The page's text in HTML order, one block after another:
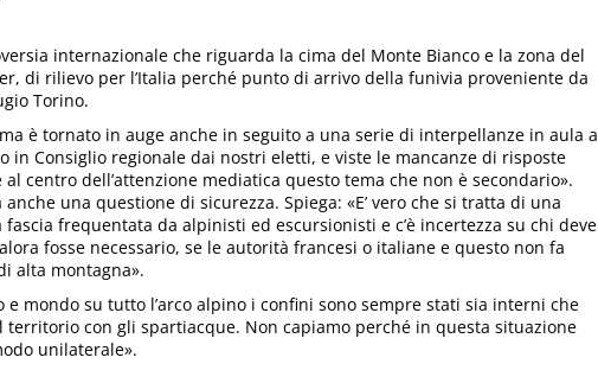
internazionale che riguarda la cima del Monte Bianco e la zona del
di rilievo per l’Italia perché punto di arrivo della funivia proveniente da
Torino.
è tornato in auge anche in seguito a una serie di interpellanze in aula a
in Consiglio regionale dai nostri eletti, e viste le mancanze di risposte
centro dell’attenzione mediatica questo tema che non è secondario».
una questione di sicurezza. Spiega: «E’ vero che si tratta di una
frequentata da alpinisti ed escursionisti e c’è incertezza su chi deve
fosse necessario, se le autorità francesi o italiane e questo non fa
alta montagna».
e mondo su tutto l’arco alpino i confini sono sempre stati sia interni che
con gli spartiacque. Non capiamo perché in questa situazione
unilaterale».